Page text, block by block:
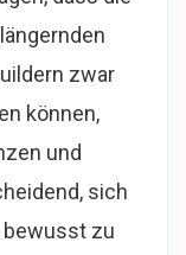
zwar
können,
und
sich
bewusst zu